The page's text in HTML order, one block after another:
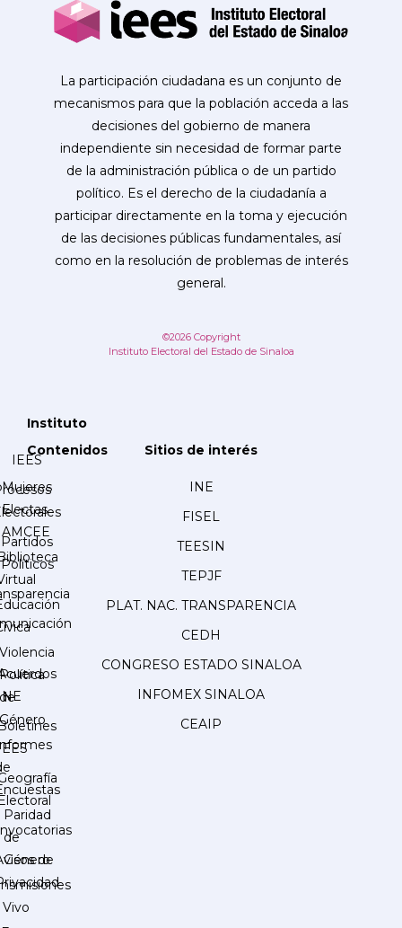
La participación ciudadana es un conjunto de
mecanismos para que la población acceda a las
decisiones del gobierno de manera
independiente sin necesidad de formar parte
de la administración pública o de un partido
político. Es el derecho de la ciudadanía a
participar directamente en la toma y ejecución
de las decisiones públicas fundamentales, así
como en la resolución de problemas de interés
general.
©2026 Copyright
Instituto Electoral del Estado de Sinaloa
Instituto
IEES
Partidos
Políticos
de
Contenidos
Mujeres
Electas
AMCEE
Violencia
Política
de
Género
Paridad
de
Género
Sitios de interés
INE
FISEL
TEESIN
TEPJF
PLAT. NAC. TRANSPARENCIA
CEDH
CONGRESO ESTADO SINALOA
INFOMEX SINALOA
CEAIP